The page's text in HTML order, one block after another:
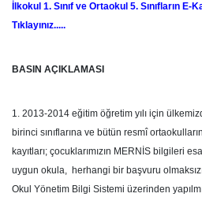
İlkokul 1. Sınıf ve Ortaokul 5. Sınıfların
Tıklayınız.....
BASIN AÇIKLAMASI
1. 2013-2014 eğitim öğretim yılı için
birinci sınıflarına ve bütün resmî
kayıtları; çocuklarımızın MERNİS bilgileri
uygun okula, herhangi bir başvuru
Okul Yönetim Bilgi Sistemi üzerinden